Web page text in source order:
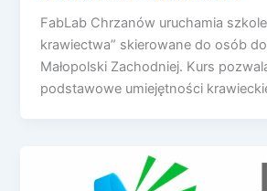
FabLab Chrzanów uruchamia
krawiectwa” skierowane do osób
Małopolski Zachodniej. Kurs
podstawowe umiejętności